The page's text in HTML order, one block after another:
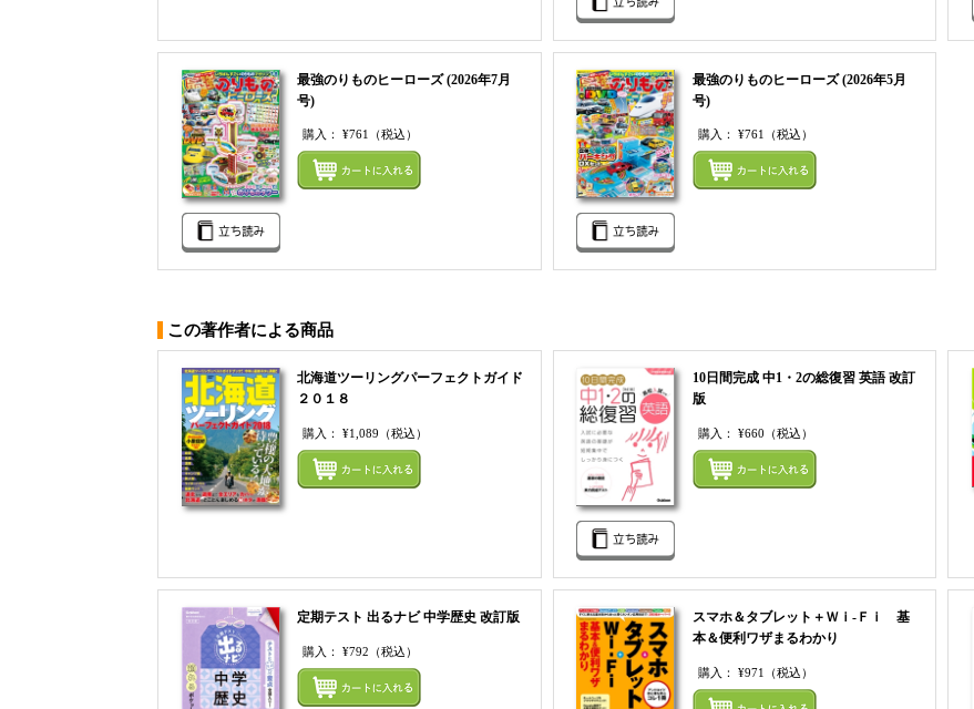
最強のりものヒーローズ (2026年7月
号)
購入： ¥761 （税込）
まとめてカートにいれる
最強のりものヒーローズ (2026年5月
号)
購入： ¥761 （税込）
この著作者による商品
北海道ツーリングパーフェクトガイド
２０１８
購入： ¥1,089 （税込）
まとめてカートにいれる
10日間完成 中1・2の総復習 英語 改訂
版
購入： ¥660 （税込）
ま
定期テスト 出るナビ 中学歴史 改訂版
購入： ¥792 （税込）
まとめてカートにいれる
スマホ＆タブレット＋Ｗｉ‐Ｆｉ 基
本＆便利ワザまるわかり
購入： ¥971 （税込）
ま